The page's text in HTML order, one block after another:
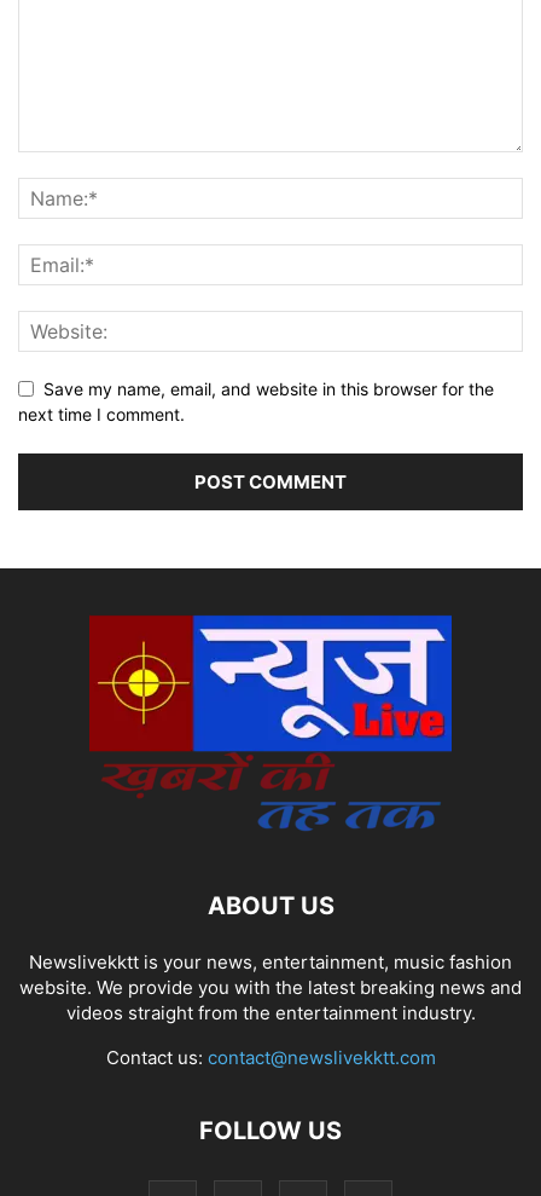
Save my name, email, and website in this browser for the
next time I comment.
ABOUT US
Newslivekktt is your news, entertainment, music fashion
website. We provide you with the latest breaking news and
videos straight from the entertainment industry.
Contact us: contact@newslivekktt.com
FOLLOW US